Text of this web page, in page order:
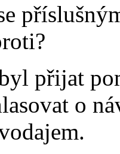
přijat
o